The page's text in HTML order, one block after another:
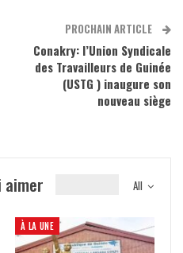
PROCHAIN ARTICLE
Conakry: l’Union Syndicale
des Travailleurs de Guinée
(USTG ) inaugure son
nouveau siège
All
aimer
À LA UNE